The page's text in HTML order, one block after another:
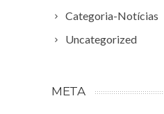
Categoria-Notícias
Uncategorized
META